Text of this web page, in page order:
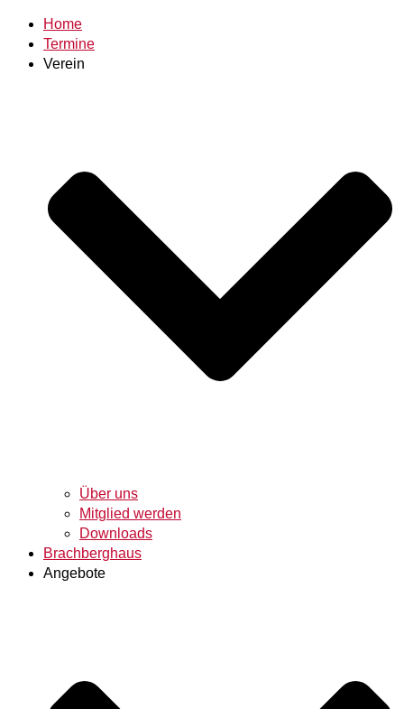
Home
Termine
Verein
Über uns
Mitglied werden
Downloads
Brachberghaus
Angebote